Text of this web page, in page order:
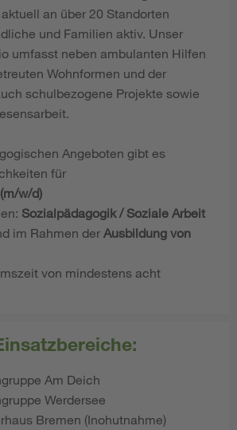
an über 20 Standorten
und Familien aktiv. Unser
umfasst neben ambulanten Hilfen
Wohnformen und der
schulbezogene Projekte sowie
Angeboten gibt es
für
w/d)
Sozialpädagogik / Soziale Arbeit
im Rahmen der Ausbildung von
von mindestens acht
Am Deich
Werdersee
Bremen (Inohutnahme)